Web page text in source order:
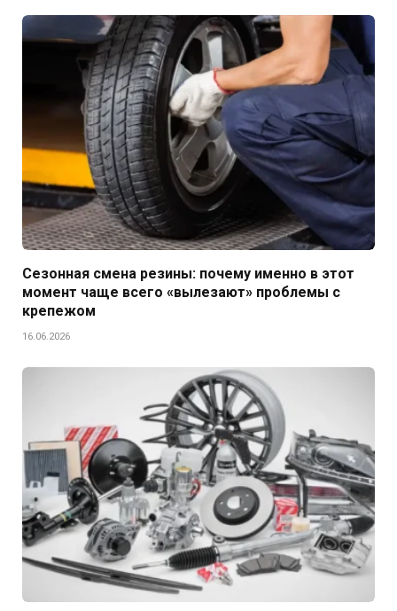
Сезонная смена резины: почему именно в этот
момент чаще всего «вылезают» проблемы с
крепежом
16.06.2026